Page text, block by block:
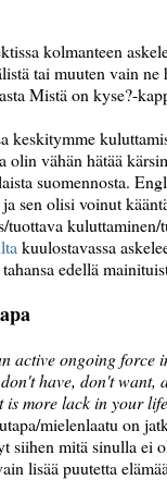
kolmanteen
tai muuten vain ne
Mistä on kyse?-
keskitymme
olin vähän hätää
suomennosta.
sen olisi voinut
tuottava
kuulostavassa
edellä
active ongoing force
have, don't want,
is more lack in your
mielenlaatu on
siihen mitä sinulla ei
lisää puutetta